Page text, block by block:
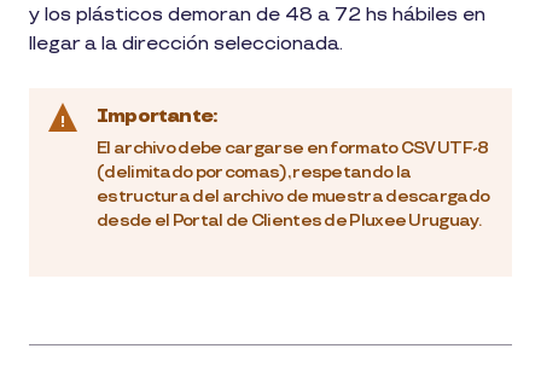
y los plásticos demoran de 48 a 72 hs hábiles en
llegar a la dirección seleccionada.
Importante:
El archivo debe cargarse en formato CSV UTF-8
(delimitado por comas), respetando la
estructura del archivo de muestra descargado
desde el Portal de Clientes de Pluxee Uruguay.